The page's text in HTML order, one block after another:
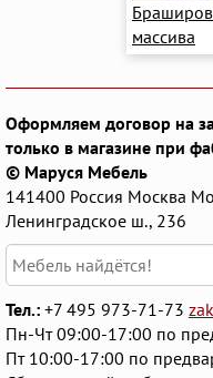
массива
Оформляем договор на
только в магазине при
© Маруся Мебель
141400 Россия Москва
Ленинградское ш., 236
Тел.: +7 495 973-71-73
Пн-Чт 09:00-17:00 по
Пт 10:00-17:00 по